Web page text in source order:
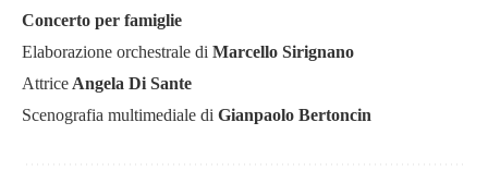
Concerto per famiglie
Elaborazione orchestrale di Marcello Sirignano
Attrice Angela Di Sante
Scenografia multimediale di Gianpaolo Bertoncin